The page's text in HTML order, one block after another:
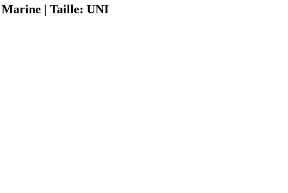
Marine | Taille: UNI